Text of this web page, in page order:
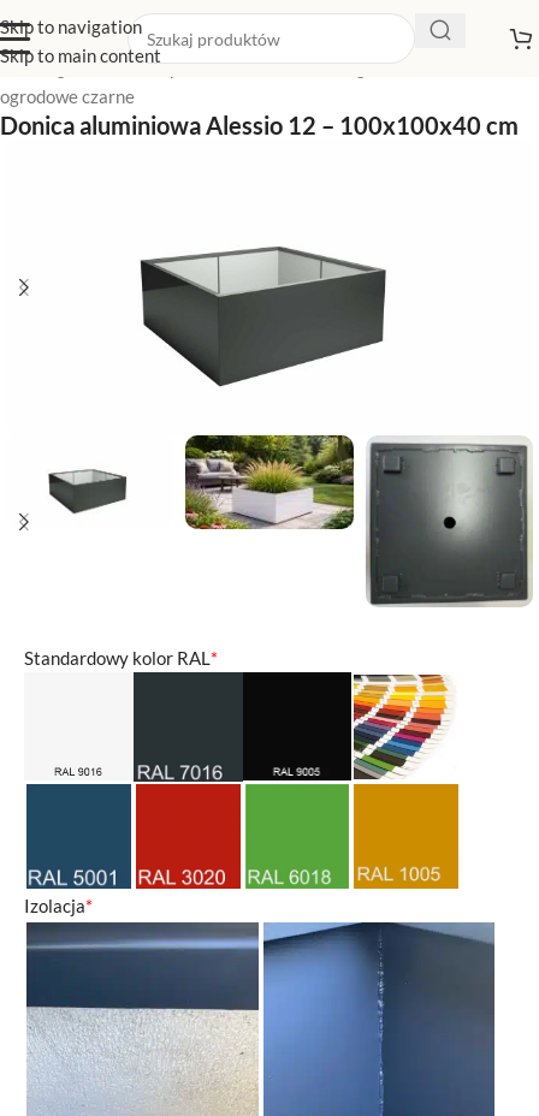
Skip to navigation
Skip to main content
Strona główna/Sklep z donicami/Donice ogrodowe
ogrodowe czarne
Donica aluminiowa Alessio 12 – 100x100x40 cm
*
Standardowy kolor RAL
*
Izolacja